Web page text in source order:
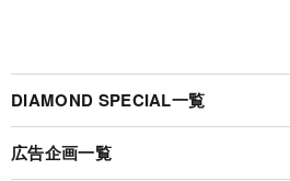
DIAMOND SPECIAL一覧
広告企画一覧